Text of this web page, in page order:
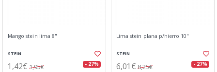
Mango stein lima 8"
STEIN
1,42€ 1,95€ - 27%
Lima stein plana p/hierro 10"
STEIN
6,01€ 8,25€ - 27%